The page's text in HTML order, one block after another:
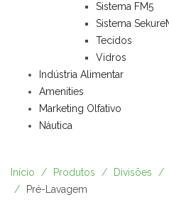
Sistema FM5
Sistema
Tecidos
Vidros
Indústria Alimentar
Amenities
Marketing Olfativo
Náutica
Início Produtos Divisões
Pré-Lavagem